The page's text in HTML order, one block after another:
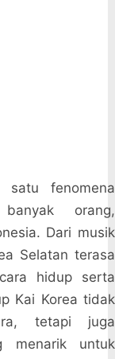
fenomena
orang,
Dari musik
Selatan terasa
hidup serta
Kai Korea tidak
tetapi juga
menarik untuk